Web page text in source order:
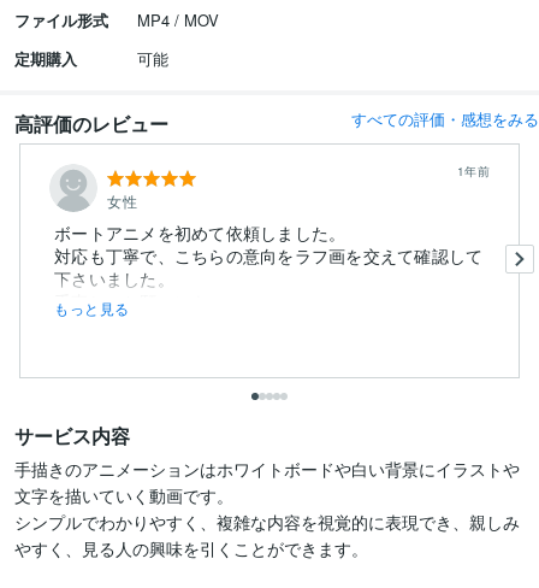
ファイル形式
MP4 / MOV
定期購入
可能
高評価のレビュー すべての評価・感想をみる
女性
1年前
ボートアニメを初めて依頼しました。
対応も丁寧で、こちらの意向をラフ画を交えて確認して
下さいました。
手直しのお願いにも...
もっと見る
サービス内容
手描きのアニメーションはホワイトボードや白い背景にイラストや
文字を描いていく動画です。
シンプルでわかりやすく、複雑な内容を視覚的に表現でき、親しみ
やすく、見る人の興味を引くことができます。